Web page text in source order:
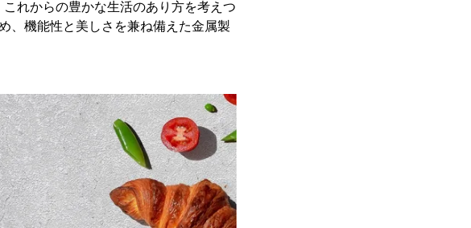
れからの豊かな生活のあり方を考えつ
、機能性と美しさを兼ね備えた金属製